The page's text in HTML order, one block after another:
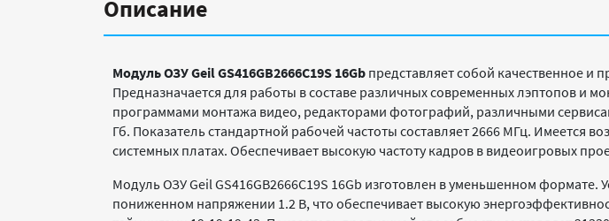
Описание
Модуль ОЗУ Geil GS416GB2666C19S 16Gb представляет собой качественное и
Предназначается для работы в составе различных современных лэптопов и
программами монтажа видео, редакторами фотографий, различными
Гб. Показатель стандартной рабочей частоты составляет 2666 МГц. Имеется
системных платах. Обеспечивает высокую частоту кадров в видеоигровых
Модуль ОЗУ Geil GS416GB2666C19S 16Gb изготовлен в уменьшенном формате.
пониженном напряжении 1.2 В, что обеспечивает высокую